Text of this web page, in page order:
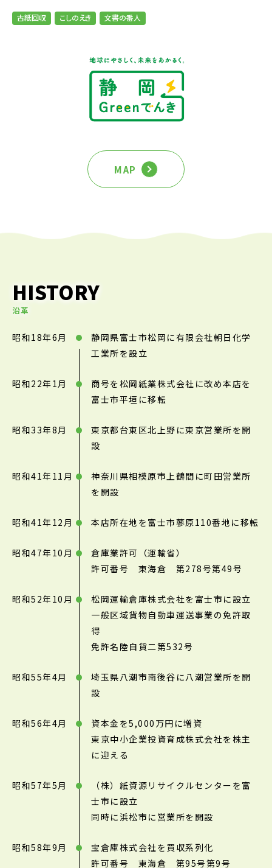
古紙回収 こしのえき 文書の番人
MAP
HISTORY
沿革
昭和18年6月
静岡県富士市松岡に有限会社朝日化学
工業所を設立
昭和22年1月
商号を松岡紙業株式会社に改め本店を
富士市平垣に移転
昭和33年8月
東京都台東区北上野に東京営業所を開
設
昭和41年11月
神奈川県相模原市上鶴間に町田営業所
を開設
昭和41年12月 本店所在地を富士市蓼原110番地に移転
昭和47年10月
倉庫業許可（運輸省）
許可番号 東海倉 第278号第49号
昭和52年10月
松岡運輸倉庫株式会社を富士市に設立
一般区域貨物自動車運送事業の免許取
得
免許名陸自貨二第532号
昭和55年4月
埼玉県八潮市南後谷に八潮営業所を開
設
昭和56年4月
資本金を5,000万円に増資
東京中小企業投資育成株式会社を株主
に迎える
昭和57年5月
（株）紙資源リサイクルセンターを富
士市に設立
同時に浜松市に営業所を開設
昭和58年9月
宝倉庫株式会社を買収系列化
許可番号 東海倉 第95号第9号